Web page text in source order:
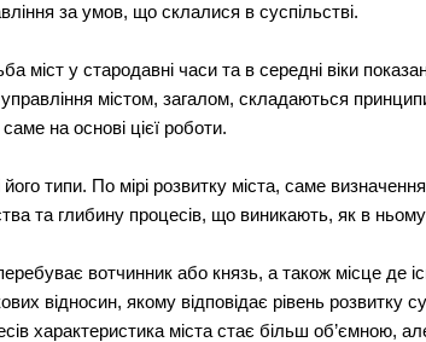
за умов, що склалися в суспільстві.
міст у стародавні часи та в середні віки
містом, загалом, складаються
на основі цієї роботи.
типи. По мірі розвитку міста, саме
та глибину процесів, що виникають, як в
вотчинник або князь, а також місце де
відносин, якому відповідає рівень розвитку
характеристика міста стає більш об’ємною,